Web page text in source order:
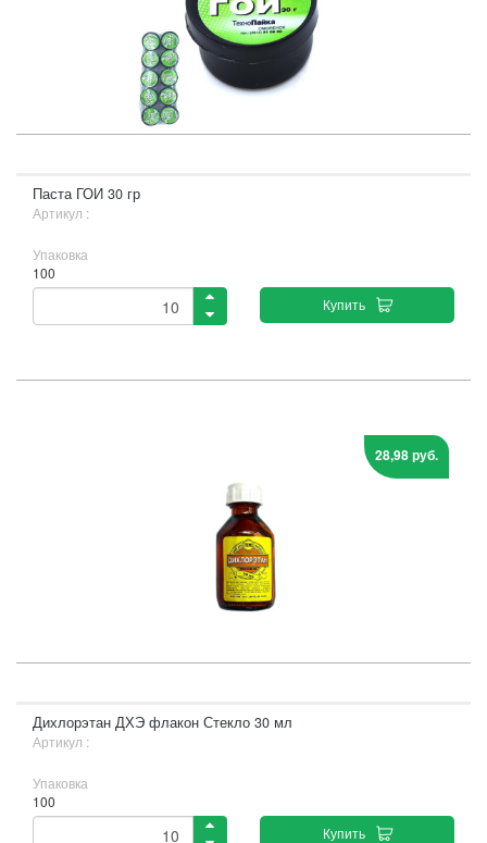
Паста ГОИ 30 гр
Артикул :
Упаковка
100
Купить
28,98 руб.
Дихлорэтан ДХЭ флакон Стекло 30 мл
Артикул :
Упаковка
100
Купить